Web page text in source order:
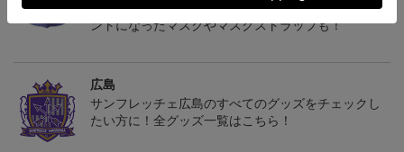
サンフレッチェ広島のクラブエンブレムがワンポイ
ントになったマスクやマスクストラップも！
広島
サンフレッチェ広島のすべてのグッズをチェックし
たい方に！全グッズ一覧はこちら！